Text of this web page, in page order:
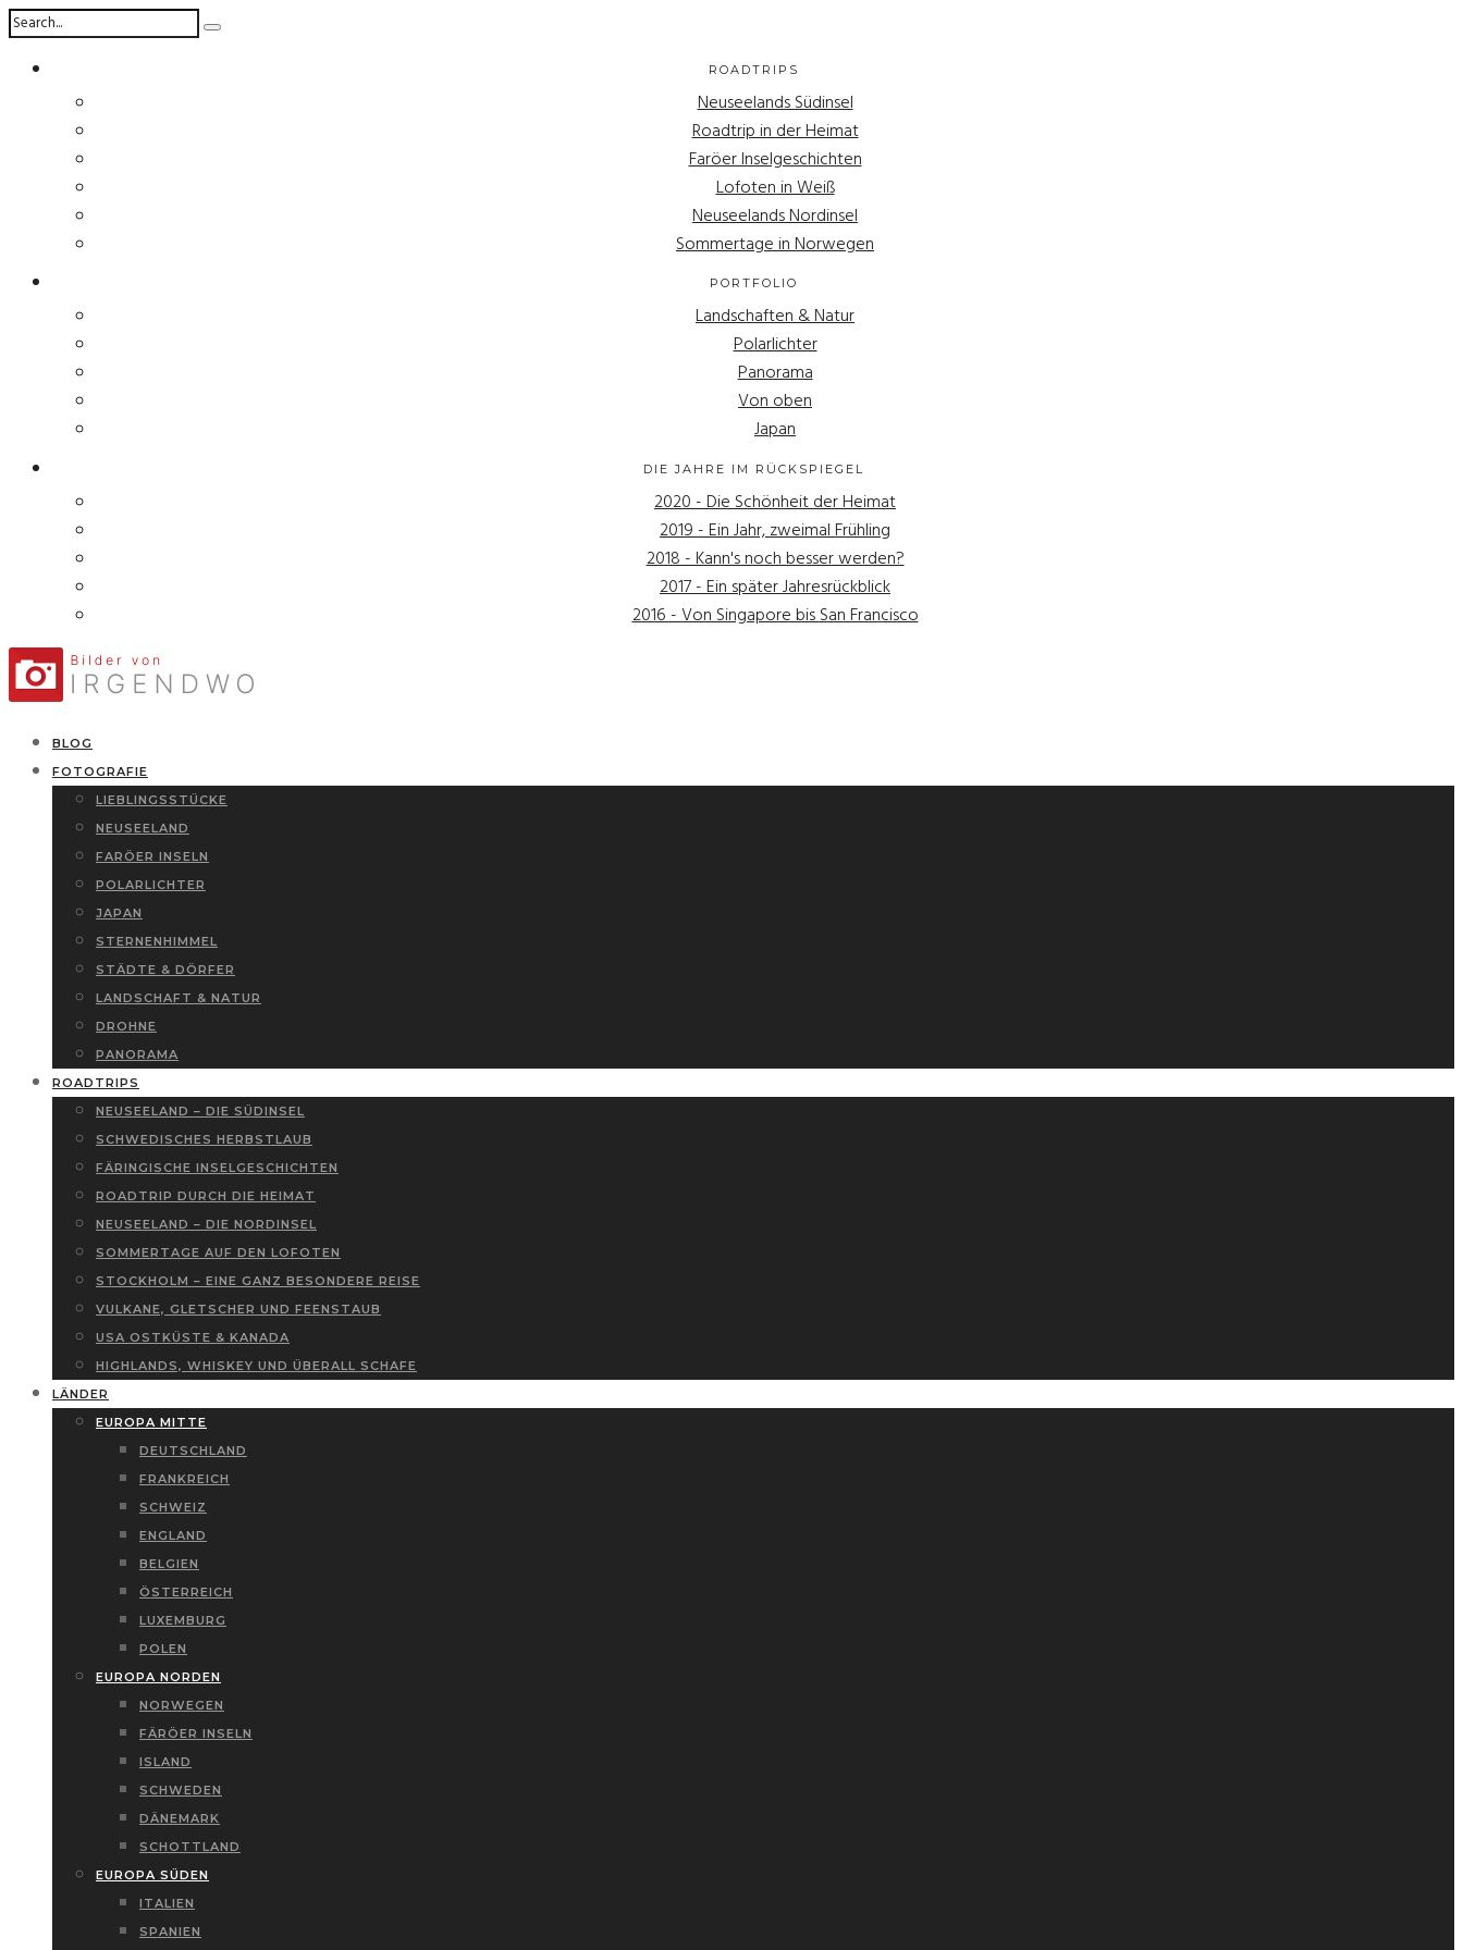
ROADTRIPS
Neuseelands Südinsel
Roadtrip in der Heimat
Faröer Inselgeschichten
Lofoten in Weiß
Neuseelands Nordinsel
Sommertage in Norwegen
PORTFOLIO
Landschaften & Natur
Polarlichter
Panorama
Von oben
Japan
DIE JAHRE IM RÜCKSPIEGEL
2020 - Die Schönheit der Heimat
2019 - Ein Jahr, zweimal Frühling
2018 - Kann's noch besser werden?
2017 - Ein später Jahresrückblick
2016 - Von Singapore bis San Francisco
BLOG
FOTOGRAFIE
LIEBLINGSSTÜCKE
NEUSEELAND
FARÖER INSELN
POLARLICHTER
JAPAN
STERNENHIMMEL
STÄDTE & DÖRFER
LANDSCHAFT & NATUR
DROHNE
PANORAMA
ROADTRIPS
NEUSEELAND – DIE SÜDINSEL
SCHWEDISCHES HERBSTLAUB
FÄRINGISCHE INSELGESCHICHTEN
ROADTRIP DURCH DIE HEIMAT
NEUSEELAND – DIE NORDINSEL
SOMMERTAGE AUF DEN LOFOTEN
STOCKHOLM – EINE GANZ BESONDERE REISE
VULKANE, GLETSCHER UND FEENSTAUB
USA OSTKÜSTE & KANADA
HIGHLANDS, WHISKEY UND ÜBERALL SCHAFE
LÄNDER
EUROPA MITTE
DEUTSCHLAND
FRANKREICH
SCHWEIZ
ENGLAND
BELGIEN
ÖSTERREICH
LUXEMBURG
POLEN
EUROPA NORDEN
NORWEGEN
FÄRÖER INSELN
ISLAND
SCHWEDEN
DÄNEMARK
SCHOTTLAND
EUROPA SÜDEN
ITALIEN
SPANIEN